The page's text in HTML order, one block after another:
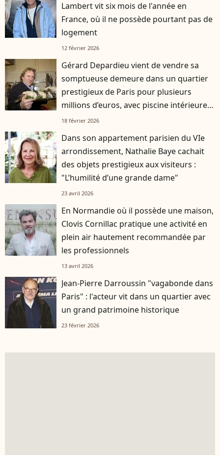
Lambert vit six mois de l'année en
France, où il ne possède pourtant pas de
logement
12 février 2026
Gérard Depardieu vient de vendre sa
somptueuse demeure dans un quartier
prestigieux de Paris pour plusieurs
millions d’euros, avec piscine intérieure
et cuisine professionnelle
18 février 2026
Dans son appartement parisien du VIe
arrondissement, Nathalie Baye cachait
des objets prestigieux aux visiteurs :
"L’humilité d’une grande dame"
23 avril 2026
En Normandie où il possède une maison,
Clovis Cornillac pratique une activité en
plein air hautement recommandée par
les professionnels
13 avril 2026
Jean-Pierre Darroussin "vagabonde dans
Paris" : l'acteur vit dans un quartier avec
un grand patrimoine historique
23 février 2026